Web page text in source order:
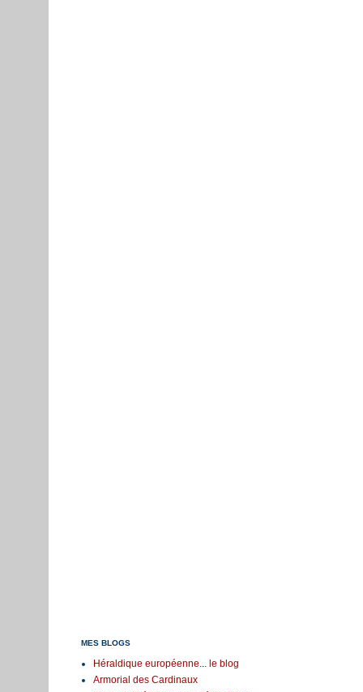
MES BLOGS
Héraldique européenne... le blog
Armorial des Cardinaux